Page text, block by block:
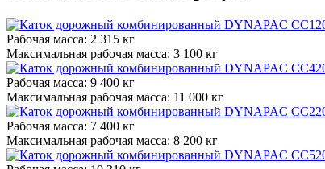
Рабочая масса: 2 315 кг
Максимальная рабочая масса: 3 100 кг
Рабочая масса: 9 400 кг
Максимальная рабочая масса: 11 000 кг
Рабочая масса: 7 400 кг
Максимальная рабочая масса: 8 200 кг